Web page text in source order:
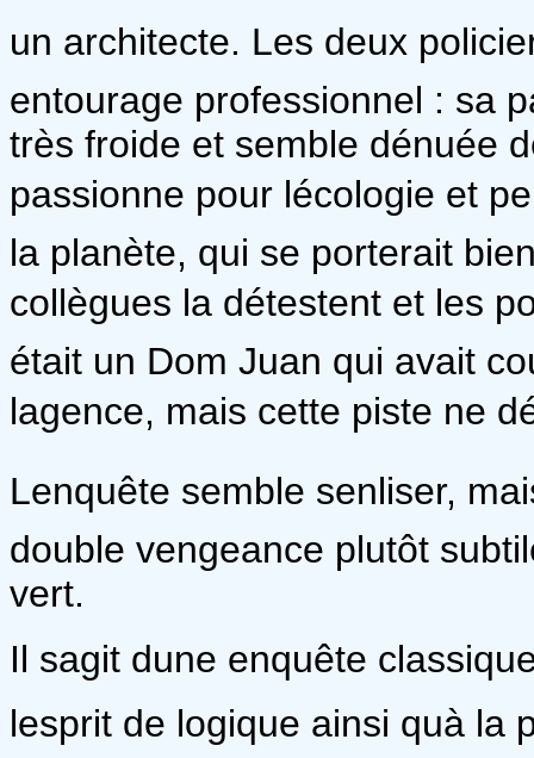
un architecte. Les deux
entourage professionnel : sa
très froide et semble dénuée
passionne pour lécologie et
la planète, qui se porterait
collègues la détestent et les
était un Dom Juan qui avait
lagence, mais cette piste ne
Lenquête semble senliser,
double vengeance plutôt
vert.
Il sagit dune enquête
lesprit de logique ainsi quà